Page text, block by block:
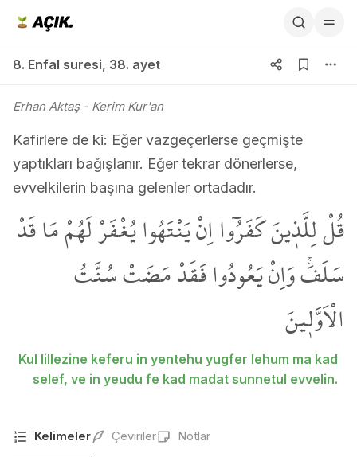
8. Enfal suresi, 38. ayet
Erhan Aktaş- Kerim Kur'an
Kafirlere de ki: Eğer vazgeçerlerse geçmişte
yaptıkları bağışlanır. Eğer tekrar dönerlerse,
evvelkilerin başına gelenler ortadadır.
قُلْ لِلَّذ۪ينَ كَفَرُٓوا اِنْ يَنْتَهُوا يُغْفَرْ لَهُمْ مَا قَدْ
سَلَفَۚ وَاِنْ يَعُودُوا فَقَدْ مَضَتْ سُنَّتُ
الْاَوَّل۪ينَ
Kul lillezine keferu in yentehu yugfer lehum ma kad
selef, ve in yeudu fe kad madat sunnetul evvelin.
Kelimeler Çeviriler Notlar